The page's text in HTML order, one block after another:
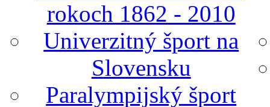
rokoch 1862 - 2010
Univerzitný šport na
Slovensku
Paralympijský šport